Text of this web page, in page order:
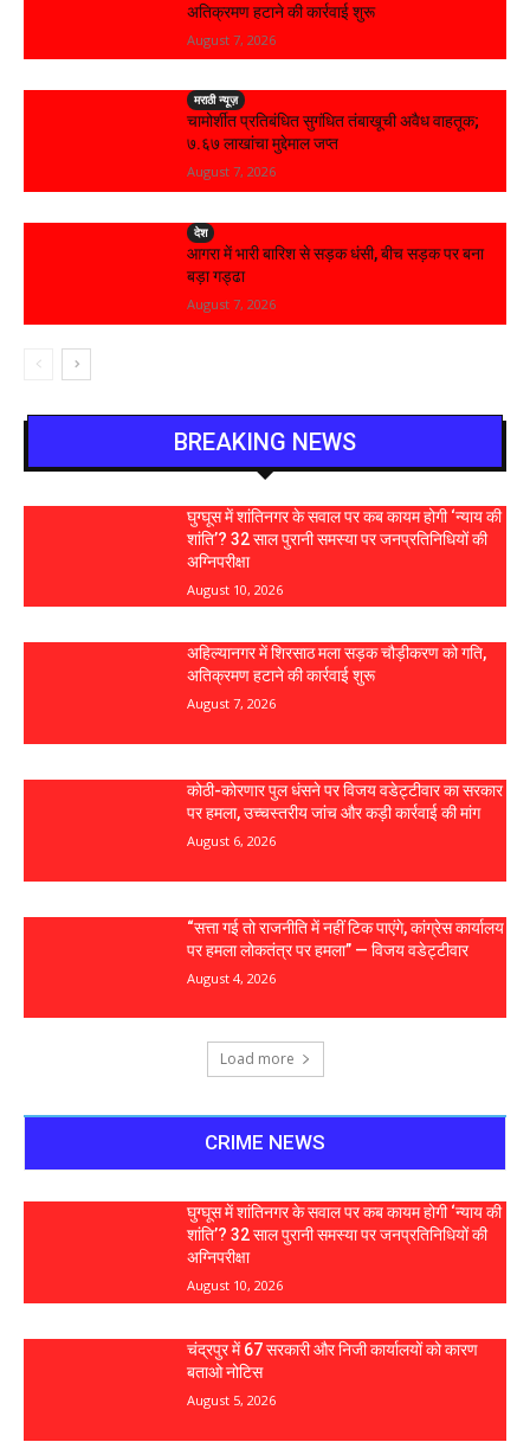
अतिक्रमण हटाने की कार्रवाई शुरू
August 7, 2026
मराठी न्यूज़
चामोर्शीत प्रतिबंधित सुगंधित तंबाखूची अवैध वाहतूक;
₹७.६७ लाखांचा मुद्देमाल जप्त
August 7, 2026
देश
आगरा में भारी बारिश से सड़क धंसी, बीच सड़क पर बना
बड़ा गड्ढा
August 7, 2026
BREAKING NEWS
घुग्घूस में शांतिनगर के सवाल पर कब कायम होगी ‘न्याय की
शांति’? 32 साल पुरानी समस्या पर जनप्रतिनिधियों की
अग्निपरीक्षा
August 10, 2026
अहिल्यानगर में शिरसाठ मला सड़क चौड़ीकरण को गति,
अतिक्रमण हटाने की कार्रवाई शुरू
August 7, 2026
कोठी-कोरणार पुल धंसने पर विजय वडेट्टीवार का सरकार
पर हमला, उच्चस्तरीय जांच और कड़ी कार्रवाई की मांग
August 6, 2026
“सत्ता गई तो राजनीति में नहीं टिक पाएंगे, कांग्रेस कार्यालय
पर हमला लोकतंत्र पर हमला” — विजय वडेट्टीवार
August 4, 2026
Load more
CRIME NEWS
घुग्घूस में शांतिनगर के सवाल पर कब कायम होगी ‘न्याय की
शांति’? 32 साल पुरानी समस्या पर जनप्रतिनिधियों की
अग्निपरीक्षा
August 10, 2026
चंद्रपुर में 67 सरकारी और निजी कार्यालयों को कारण
बताओ नोटिस
August 5, 2026